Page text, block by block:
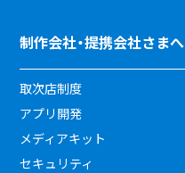
制作会社・提携会社さまへ
取次店制度
アプリ開発
メディアキット
セキュリティ